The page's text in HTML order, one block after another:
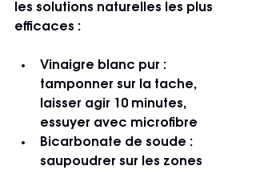
les solutions naturelles les plus
efficaces :
Vinaigre blanc pur :
tamponner sur la tache,
laisser agir 10 minutes,
essuyer avec microfibre
Bicarbonate de soude :
saupoudrer sur les zones